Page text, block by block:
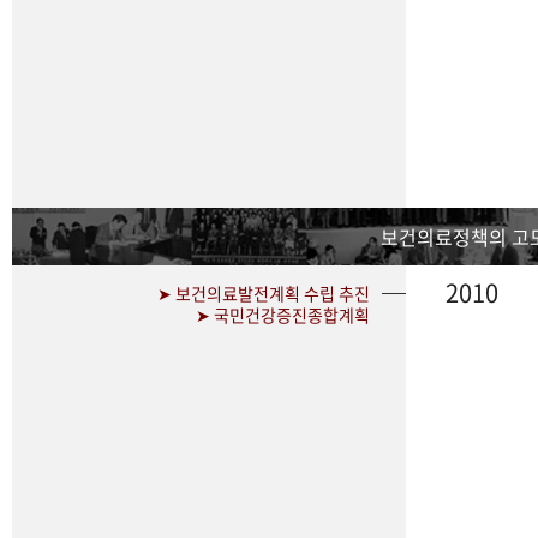
보건의료정책의 고
➤ 보건의료발전계획 수립 추진
➤ 국민건강증진종합계획
2010